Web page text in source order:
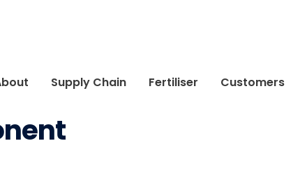
Supply Chain Fertiliser Customers